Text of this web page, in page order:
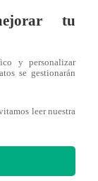
tu
y personalizar
se gestionarán
leer nuestra